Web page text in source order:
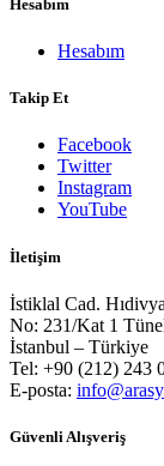
Hesabım
Hesabım
Takip Et
Facebook
Twitter
Instagram
YouTube
İletişim
İstiklal Cad.
No: 231/Kat 1
İstanbul – Türkiye
Tel: +90 (212) 243
E-posta:
Güvenli Alışveriş